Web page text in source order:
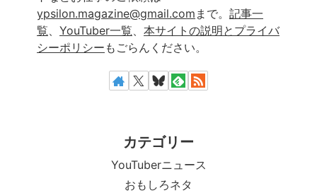
ypsilon.magazine@gmail.com まで。 記事一
覧、 YouTuber一覧、 本サイトの説明とプライバ
シーポリシー もごらんください。
カテゴリー
YouTuberニュース
おもしろネタ